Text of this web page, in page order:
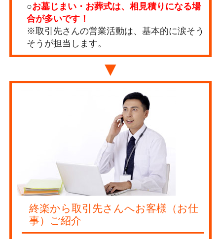
○お墓じまい・お葬式は、相見積りになる場
合が多いです！
※取引先さんの営業活動は、基本的に涙そう
そうが担当します。
▼
終楽から取引先さんへお客様（お仕
事）ご紹介